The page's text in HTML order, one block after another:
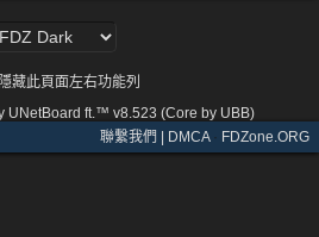
藏此頁面左右功能列
UNetBoard ft.™ v8.523 (Core by UBB)
聯繫我們 | DMCA· FDZone.ORG